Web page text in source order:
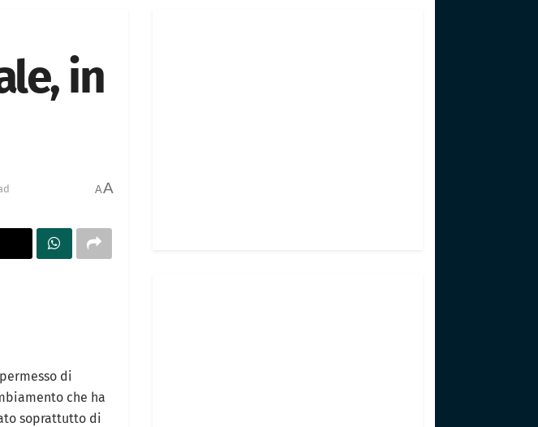
in
AA
di
che ha
soprattutto di